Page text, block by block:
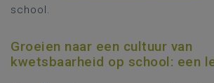
school.
Groeien naar een cultuur van
kwetsbaarheid op school: een